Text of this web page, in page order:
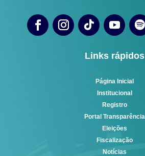
Links rápidos
Página Inicial
Institucional
Registro
Portal Transparência
Eleições
Fiscalização
Notícias